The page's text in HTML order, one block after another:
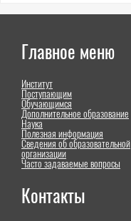
Главное меню
Институт
Поступающим
Обучающимся
Дополнительное образование
Наука
Полезная информация
Сведения об образовательной
организации
Часто задаваемые вопросы
Контакты